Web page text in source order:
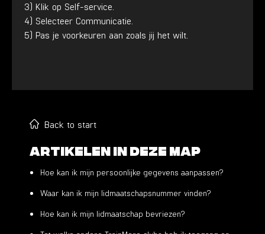
Back to start
Artikelen in deze map
Hoe kan ik mijn persoonlijke gegevens aanpassen?
Waar kan ik mijn lidmaatschapsnummer vinden?
Hoe kan ik mijn lidmaatschap bevriezen?
3) Klik op Self-service.
4) Selecteer Communicatie.
5) Pas je voorkeuren aan zoals jij het wilt.